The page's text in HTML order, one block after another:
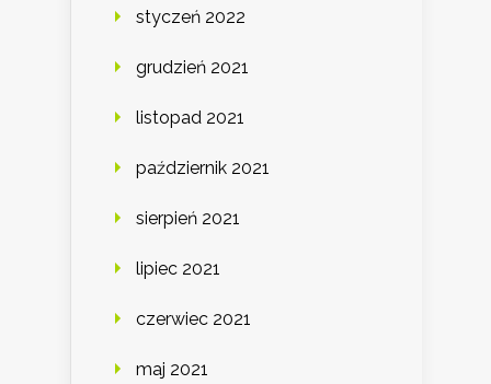
styczeń 2022
grudzień 2021
listopad 2021
październik 2021
sierpień 2021
lipiec 2021
czerwiec 2021
maj 2021